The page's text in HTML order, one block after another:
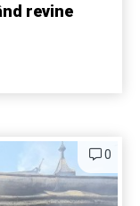
revine
0